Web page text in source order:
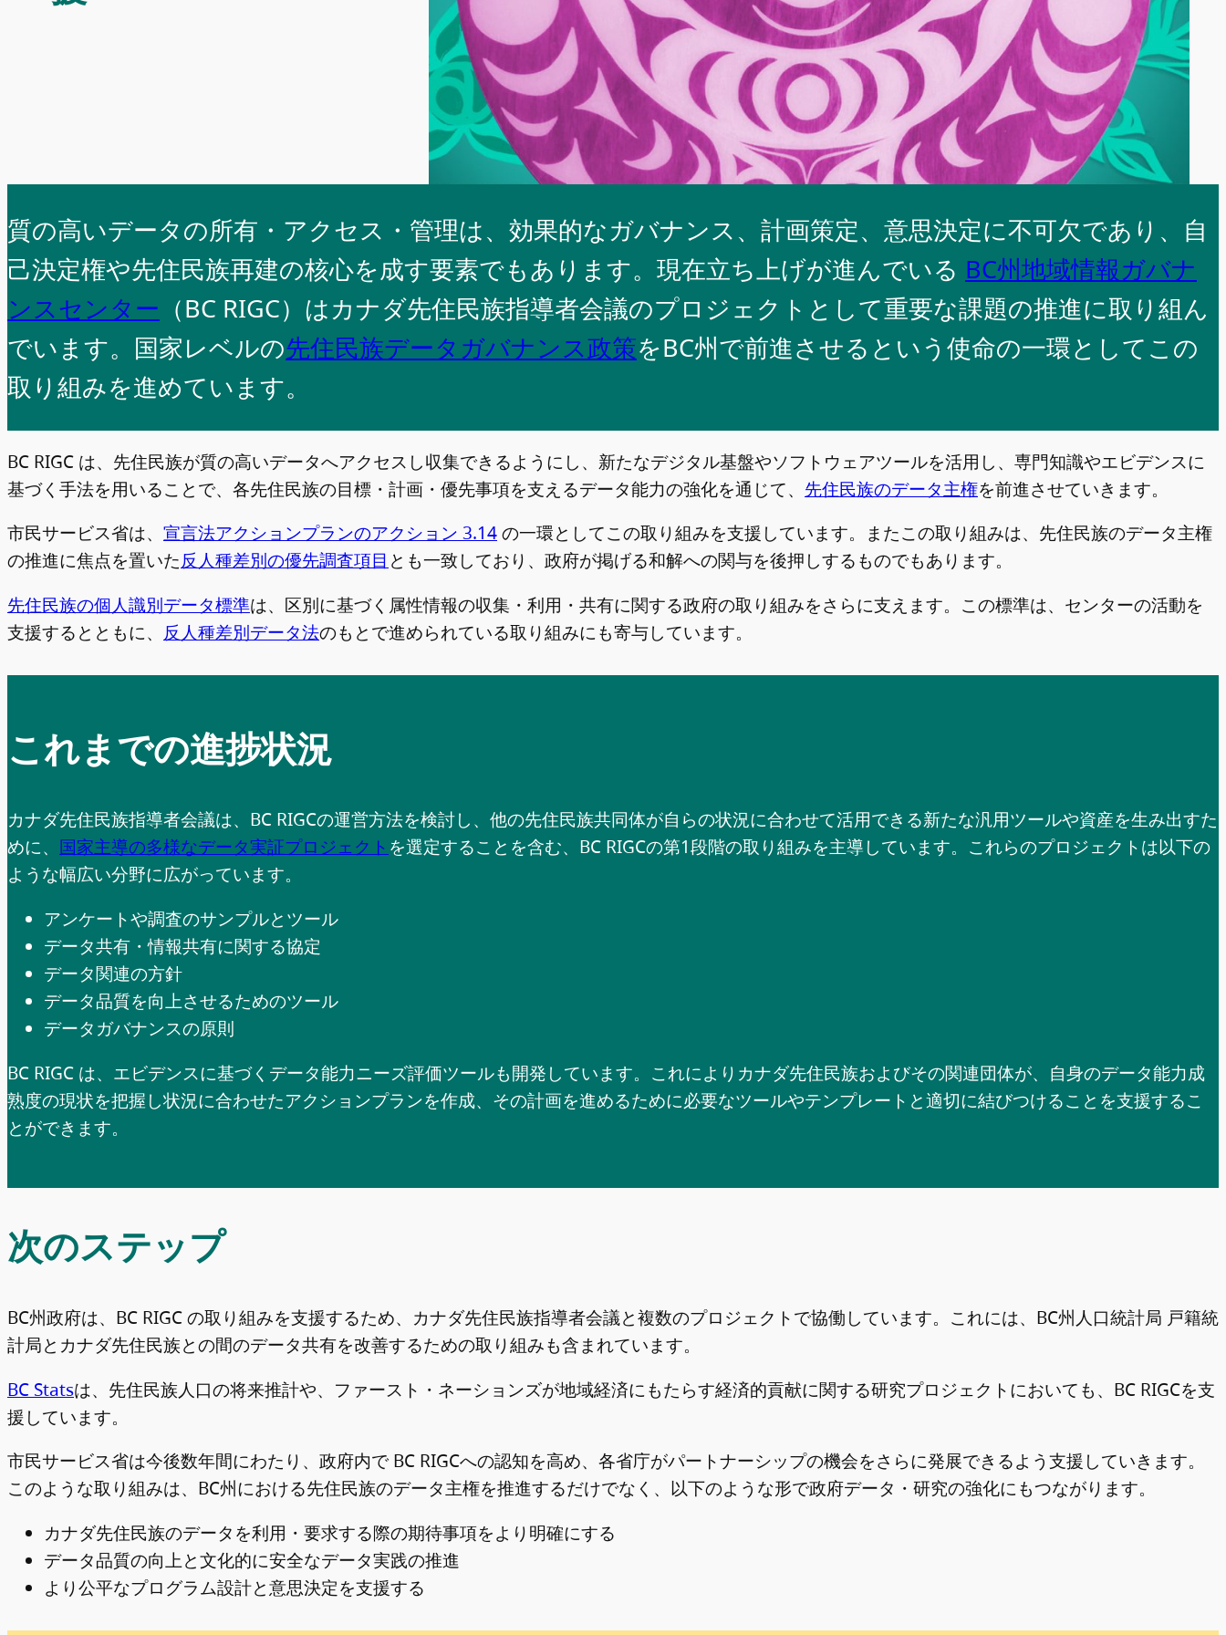
質の高いデータの所有・アクセス・管理は、効果的なガバナンス、計画策定、意思決定に不可欠であり、自
己決定権や先住民族再建の核心を成す要素でもあります。現在立ち上げが進んでいる BC州地域情報ガバナ
ンスセンター （BC RIGC）はカナダ先住民族指導者会議のプロジェクトとして重要な課題の推進に取り組ん
でいます。国家レベルの先住民族データガバナンス政策をBC州で前進させるという使命の一環としてこの
取り組みを進めています。
BC RIGC は、先住民族が質の高いデータへアクセスし収集できるようにし、新たなデジタル基盤やソフトウェアツールを活用し、専門知識やエビデンスに
基づく手法を用いることで、各先住民族の目標・計画・優先事項を支えるデータ能力の強化を通じて、 先住民族のデータ主権を前進させていきます。
市民サービス省は、 宣言法アクションプランのアクション 3.14 の一環としてこの取り組みを支援しています。またこの取り組みは、先住民族のデータ主権
の推進に焦点を置いた反人種差別の優先調査項目 とも一致しており、政府が掲げる和解への関与を後押しするものでもあります。
先住民族の個人識別データ標準は、区別に基づく属性情報の収集・利用・共有に関する政府の取り組みをさらに支えます。この標準は、センターの活動を
支援するとともに、 反人種差別データ法のもとで進められている取り組みにも寄与しています。
これまでの進捗状況
カナダ先住民族指導者会議は、BC RIGCの運営方法を検討し、他の先住民族共同体が自らの状況に合わせて活用できる新たな汎用ツールや資産を生み出すた
めに、 国家主導の多様なデータ実証プロジェクト を選定することを含む、BC RIGCの第1段階の取り組みを主導しています。これらのプロジェクトは以下の
ような幅広い分野に広がっています。
アンケートや調査のサンプルとツール
データ共有・情報共有に関する協定
データ関連の方針
データ品質を向上させるためのツール
データガバナンスの原則
BC RIGC は、エビデンスに基づくデータ能力ニーズ評価ツールも開発しています。これによりカナダ先住民族およびその関連団体が、自身のデータ能力成
熟度の現状を把握し状況に合わせたアクションプランを作成、その計画を進めるために必要なツールやテンプレートと適切に結びつけることを支援するこ
とができます。
次のステップ
BC州政府は、BC RIGC の取り組みを支援するため、カナダ先住民族指導者会議と複数のプロジェクトで協働しています。これには、BC州人口統計局 戸籍統
計局とカナダ先住民族との間のデータ共有を改善するための取り組みも含まれています。
BC Statsは、先住民族人口の将来推計や、ファースト・ネーションズが地域経済にもたらす経済的貢献に関する研究プロジェクトにおいても、BC RIGCを支
援しています。
市民サービス省は今後数年間にわたり、政府内で BC RIGCへの認知を高め、各省庁がパートナーシップの機会をさらに発展できるよう支援していきます。
このような取り組みは、BC州における先住民族のデータ主権を推進するだけでなく、以下のような形で政府データ・研究の強化にもつながります。
カナダ先住民族のデータを利用・要求する際の期待事項をより明確にする
データ品質の向上と文化的に安全なデータ実践の推進
より公平なプログラム設計と意思決定を支援する